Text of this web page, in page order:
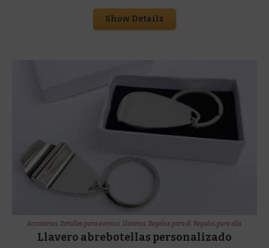
Show Details
Accesorios,Detalles para eventos,Llaveros,Regalos para él,Regalos para ella
Llavero abrebotellas personalizado